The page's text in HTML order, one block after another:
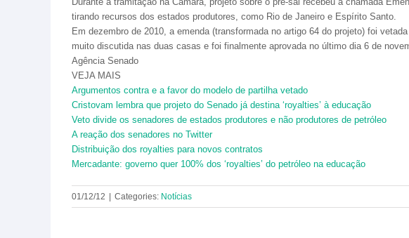
tirando recursos dos estados produtores, como Rio de Janeiro e Espírito Santo.
Em dezembro de 2010, a emenda (transformada no artigo 64 do projeto) foi
muito discutida nas duas casas e foi finalmente aprovada no último dia 6 de
Agência Senado
VEJA MAIS
Argumentos contra e a favor do modelo de partilha vetado
Cristovam lembra que projeto do Senado já destina ‘royalties’ à educação
Veto divide os senadores de estados produtores e não produtores de petróleo
A reação dos senadores no Twitter
Distribuição dos royalties para novos contratos
Mercadante: governo quer 100% dos ‘royalties’ do petróleo na educação
01/12/12 Categories: Notícias